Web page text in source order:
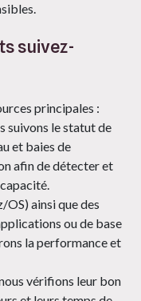
suivez-
principales :
suivons le statut de
et baies de
afin de détecter et
OS) ainsi que des
ou de base
la performance et
vérifions leur bon